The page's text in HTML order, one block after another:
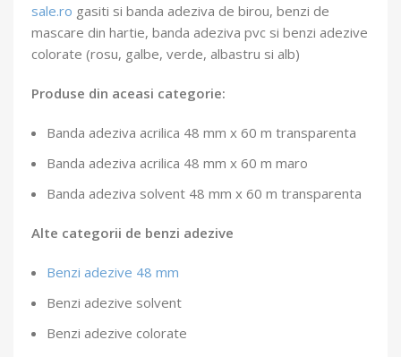
sale.ro gasiti si banda adeziva de birou, benzi de
mascare din hartie, banda adeziva pvc si benzi adezive
colorate (rosu, galbe, verde, albastru si alb)
Produse din aceasi categorie:
Banda adeziva acrilica 48 mm x 60 m transparenta
Banda adeziva acrilica 48 mm x 60 m maro
Banda adeziva solvent 48 mm x 60 m transparenta
Alte categorii de benzi adezive
Benzi adezive 48 mm
Benzi adezive solvent
Benzi adezive colorate